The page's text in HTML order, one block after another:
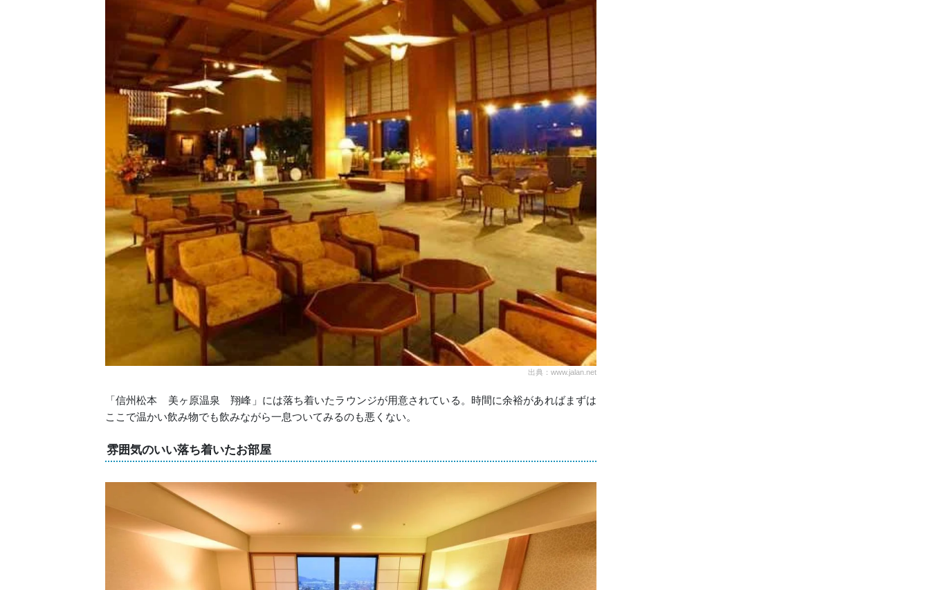
出典：www.jalan.net
「信州松本 美ヶ原温泉 翔峰」には落ち着いたラウンジが用意されている。時間に余裕があればまずは
ここで温かい飲み物でも飲みながら一息ついてみるのも悪くない。
雰囲気のいい落ち着いたお部屋